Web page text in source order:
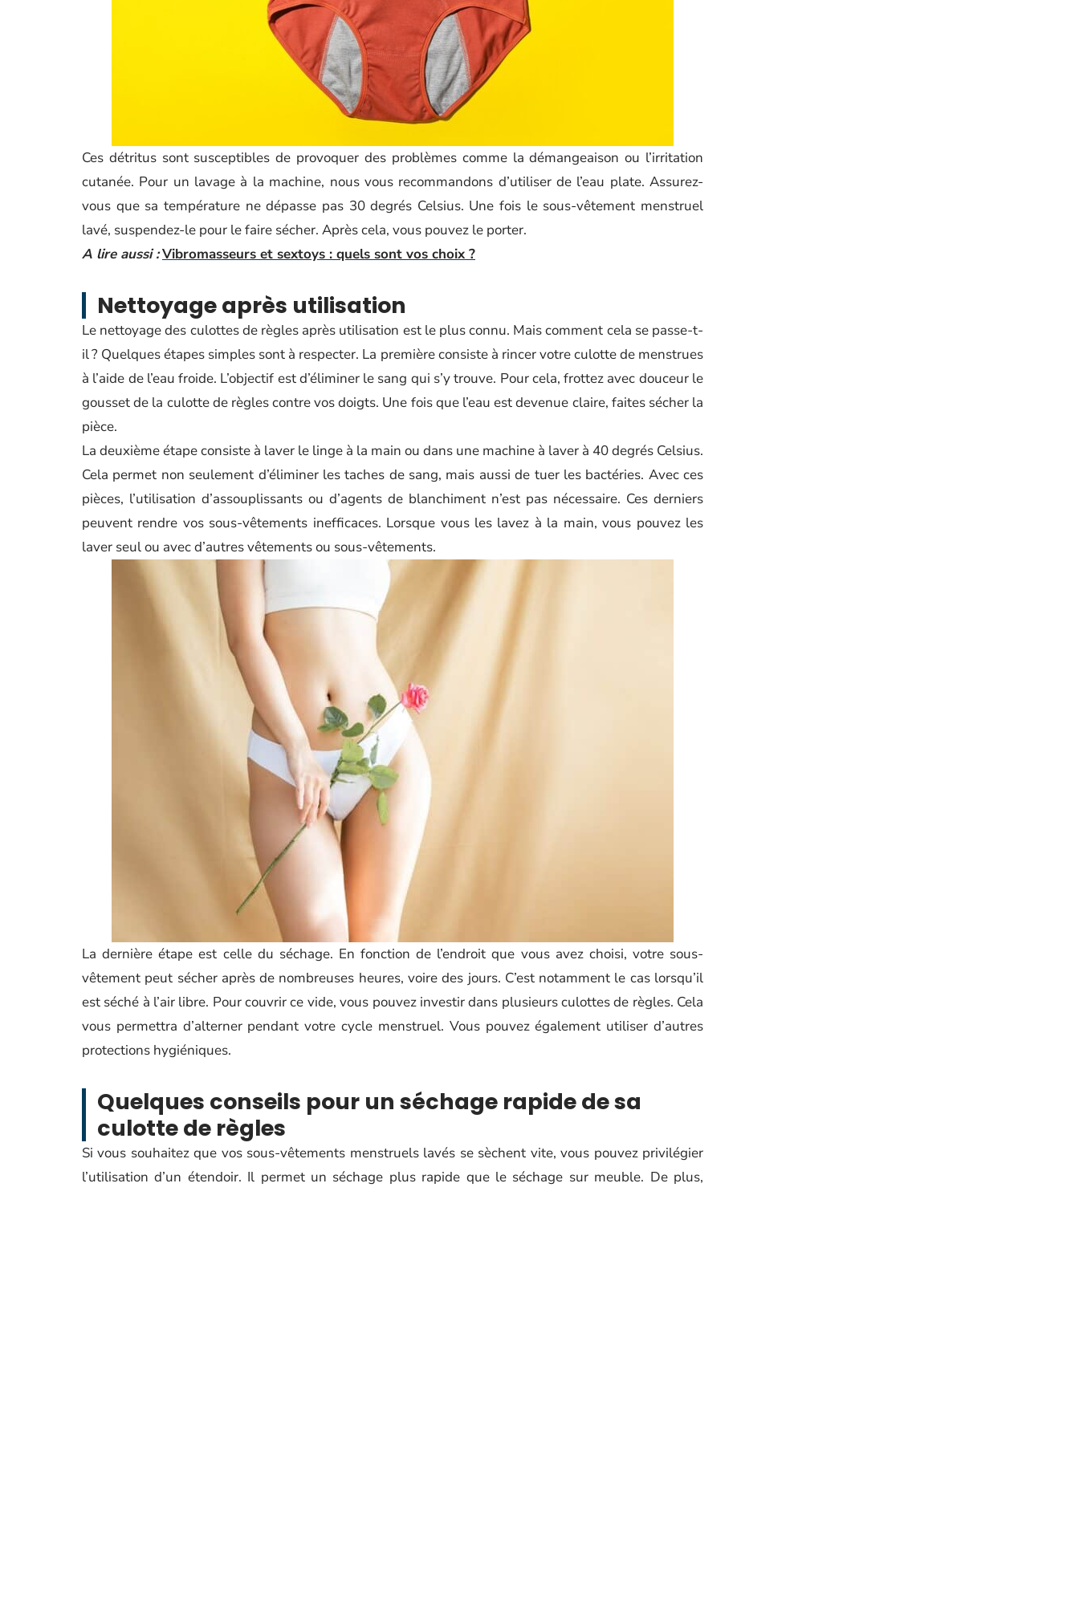
Ces détritus sont susceptibles de provoquer des problèmes comme la démangeaison ou l’irritation
cutanée. Pour un lavage à la machine, nous vous recommandons d’utiliser de l’eau plate. Assurez-
vous que sa température ne dépasse pas 30 degrés Celsius. Une fois le sous-vêtement menstruel
lavé, suspendez-le pour le faire sécher. Après cela, vous pouvez le porter.
A lire aussi :Vibromasseurs et sextoys : quels sont vos choix ?
Nettoyage après utilisation
Le nettoyage des culottes de règles après utilisation est le plus connu. Mais comment cela se passe-t-
il ? Quelques étapes simples sont à respecter. La première consiste à rincer votre culotte de menstrues
à l’aide de l’eau froide. L’objectif est d’éliminer le sang qui s’y trouve. Pour cela, frottez avec douceur le
gousset de la culotte de règles contre vos doigts. Une fois que l’eau est devenue claire, faites sécher la
pièce.
La deuxième étape consiste à laver le linge à la main ou dans une machine à laver à 40 degrés Celsius.
Cela permet non seulement d’éliminer les taches de sang, mais aussi de tuer les bactéries. Avec ces
pièces, l’utilisation d’assouplissants ou d’agents de blanchiment n’est pas nécessaire. Ces derniers
peuvent rendre vos sous-vêtements inefficaces. Lorsque vous les lavez à la main, vous pouvez les
laver seul ou avec d’autres vêtements ou sous-vêtements.
La dernière étape est celle du séchage. En fonction de l’endroit que vous avez choisi, votre sous-
vêtement peut sécher après de nombreuses heures, voire des jours. C’est notamment le cas lorsqu’il
est séché à l’air libre. Pour couvrir ce vide, vous pouvez investir dans plusieurs culottes de règles. Cela
vous permettra d’alterner pendant votre cycle menstruel. Vous pouvez également utiliser d’autres
protections hygiéniques.
Quelques conseils pour un séchage rapide de sa
culotte de règles
Si vous souhaitez que vos sous-vêtements menstruels lavés se sèchent vite, vous pouvez privilégier
l’utilisation d’un étendoir. Il permet un séchage plus rapide que le séchage sur meuble. De plus,